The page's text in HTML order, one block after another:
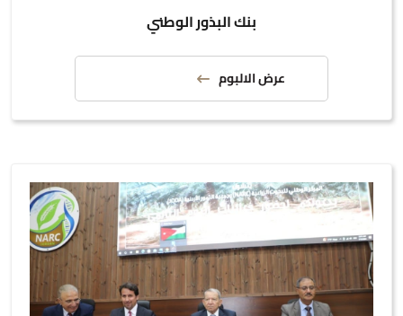
بنك البذور الوطني
عرض الالبوم